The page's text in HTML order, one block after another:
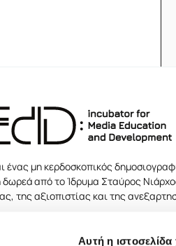
Αυτή η
ένας μη κερδοσκοπικός
δωρεά από το Ίδρυμα Σταύρος
της αξιοπιστίας και της